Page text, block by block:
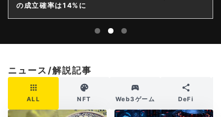
の成立確率は14%に
ニュース/解説記事
ALL NFT Web3ゲーム DeFi